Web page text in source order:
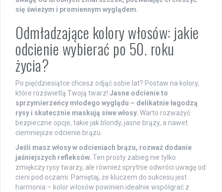
się świeżym i promiennym wyglądem.
Odmładzające kolory włosów: jakie
odcienie wybierać po 50. roku
życia?
Po pięćdziesiątce chcesz odjąć sobie lat? Postaw na kolory,
które rozświetlą Twoją twarz! Jasne odcienie to
sprzymierzeńcy młodego wyglądu – delikatnie łagodzą
rysy i skutecznie maskują siwe włosy. Warto rozważyć
bezpieczne opcje, takie jak blondy, jasne brązy, a nawet
ciemniejsze odcienie brązu.
Jeśli masz włosy w odcieniach brązu, rozważ dodanie
jaśniejszych refleksów. Ten prosty zabieg nie tylko
zmiękczy rysy twarzy, ale również sprytnie odwróci uwagę od
cieni pod oczami. Pamiętaj, że kluczem do sukcesu jest
harmonia – kolor włosów powinien idealnie współgrać z